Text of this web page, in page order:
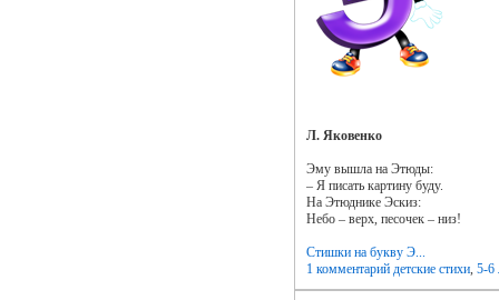
Л. Яковенко
Эму вышла на Этюды:
– Я писать картину буду.
На Этюднике Эскиз:
Небо – верх, песочек – низ!
Стишки на букву Э...
1 комментарий детские стихи, 5-6